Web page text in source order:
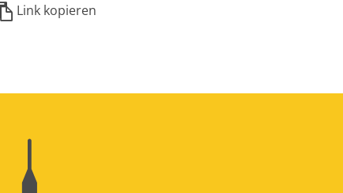
Link kopieren